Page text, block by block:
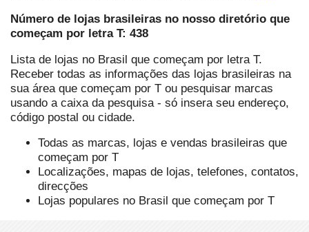
Número de lojas brasileiras no nosso diretório que
começam por letra T: 438
Lista de lojas no Brasil que começam por letra T.
Receber todas as informações das lojas brasileiras na
sua área que começam por T ou pesquisar marcas
usando a caixa da pesquisa - só insera seu endereço,
código postal ou cidade.
Todas as marcas, lojas e vendas brasileiras que
começam por T
Localizações, mapas de lojas, telefones, contatos,
direcções
Lojas populares no Brasil que começam por T